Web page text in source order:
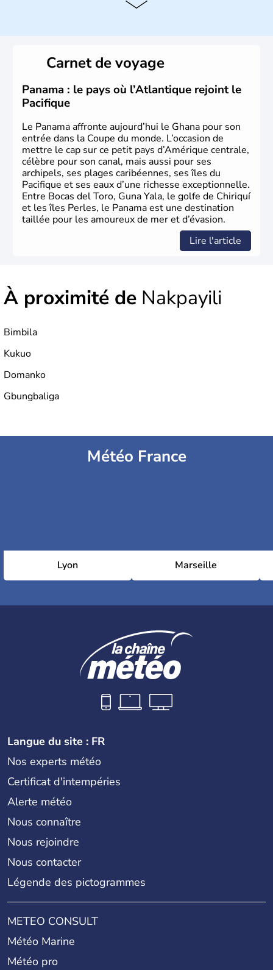
Carnet de voyage
Panama : le pays où l’Atlantique rejoint le
Pacifique
Le Panama affronte aujourd’hui le Ghana pour son
entrée dans la Coupe du monde. L’occasion de
mettre le cap sur ce petit pays d’Amérique centrale,
célèbre pour son canal, mais aussi pour ses
archipels, ses plages caribéennes, ses îles du
Pacifique et ses eaux d’une richesse exceptionnelle.
Entre Bocas del Toro, Guna Yala, le golfe de Chiriquí
et les îles Perles, le Panama est une destination
taillée pour les amoureux de mer et d’évasion.
Lire l'article
À proximité de Nakpayili
Bimbila
Kukuo
Domanko
Gbungbaliga
Météo France
Lyon Marseille
Langue du site : FR
Nos experts météo
Certificat d'intempéries
Alerte météo
Nous connaître
Nous rejoindre
Nous contacter
Légende des pictogrammes
METEO CONSULT
Météo Marine
Météo pro